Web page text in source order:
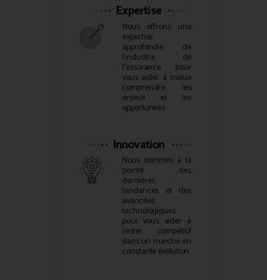
Expertise
Nous offrons une
expertise
approfondie de
l’industrie de
l’assurance pour
vous aider à mieux
comprendre les
enjeux et les
opportunités.
Innovation
Nous sommes à la
pointe des
dernières
tendances et des
avancées
technologiques
pour vous aider à
rester compétitif
dans un marché en
constante évolution.